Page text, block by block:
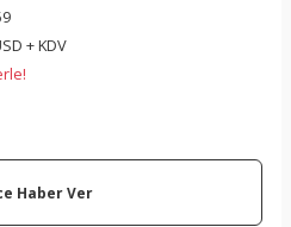
+ KDV
Haber Ver